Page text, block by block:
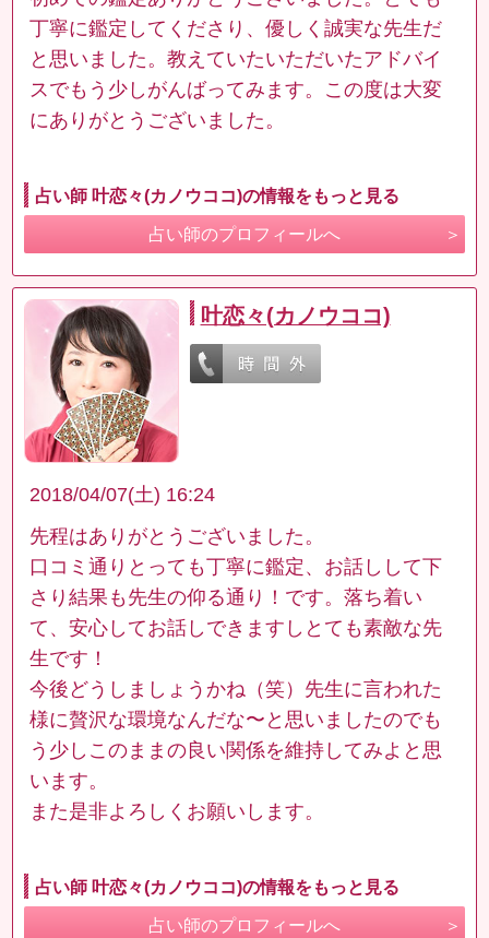
丁寧に鑑定してくださり、優しく誠実な先生だ
と思いました。教えていたいただいたアドバイ
スでもう少しがんばってみます。この度は大変
にありがとうございました。
占い師 叶恋々(カノウココ)の情報をもっと見る
占い師のプロフィールへ
叶恋々(カノウココ)
2018/04/07(土) 16:24
先程はありがとうございました。
口コミ通りとっても丁寧に鑑定、お話しして下
さり結果も先生の仰る通り！です。落ち着い
て、安心してお話しできますしとても素敵な先
生です！
今後どうしましょうかね（笑）先生に言われた
様に贅沢な環境なんだな〜と思いましたのでも
う少しこのままの良い関係を維持してみよと思
います。
また是非よろしくお願いします。
占い師 叶恋々(カノウココ)の情報をもっと見る
占い師のプロフィールへ